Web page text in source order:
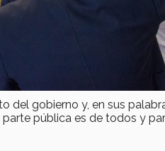
del gobierno y, en sus
pública es de todos y